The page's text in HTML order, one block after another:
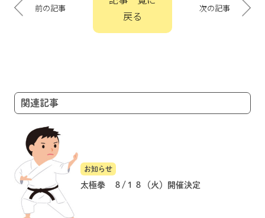
稿
ナ
ョ
ン
前の記事
戻る
次の記事
関連記事
お知らせ
太極拳 ８/１８（火）開催決定